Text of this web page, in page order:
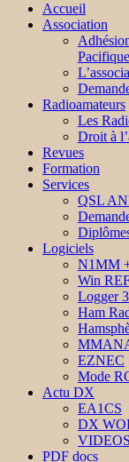
Accueil
Association
Radioamateurs
Les
Droit à
Revues
Formation
Services
QSL
Logiciels
N1MM
Win
Logger
Ham
EZNEC
Mode
Actu DX
EA1CS
DX
PDF docs